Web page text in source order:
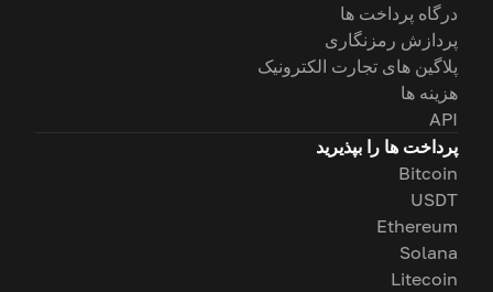
درگاه پرداخت ها
پردازش رمزنگاری
پلاگین های تجارت الکترونیک
هزینه ها
API
پرداخت ها را بپذیرید
Bitcoin
USDT
Ethereum
Solana
Litecoin